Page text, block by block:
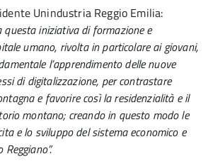
Unindustria Reggio Emilia:
iniziativa di formazione e
umano, rivolta in particolare ai giovani,
l’apprendimento delle nuove
di digitalizzazione, per contrastare
e favorire così la residenzialità e il
montano; creando in questo modo le
e lo sviluppo del sistema economico e
Reggiano”.